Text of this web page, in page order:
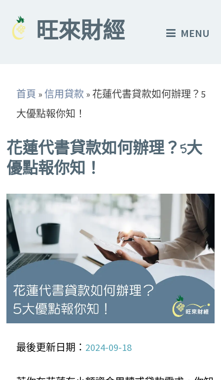
content
旺來財經 MENU
首頁 »信用貸款 » 花蓮代書貸款如何辦理？5
大優點報你知！
花蓮代書貸款如何辦理？5大
優點報你知！
最後更新日期： 2024-09-18